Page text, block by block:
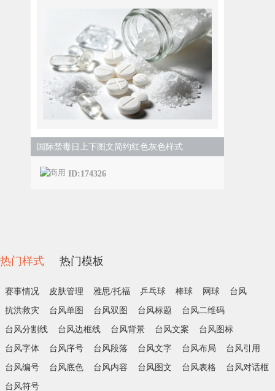
国际禁毒日上下图文简约红色灰色样式
ID:174326
热门样式 热门模板
赛事情况 皮肤管理 雅思/托福 乒乓球 棒球 网球 台风
抗洪救灾 台风单图 台风双图 台风标题 台风二维码
台风分割线 台风边框线 台风背景 台风文案 台风图标
台风字体 台风序号 台风段落 台风文字 台风布局 台风引用
台风编号 台风底色 台风内容 台风图文 台风表格 台风对话框
台风符号